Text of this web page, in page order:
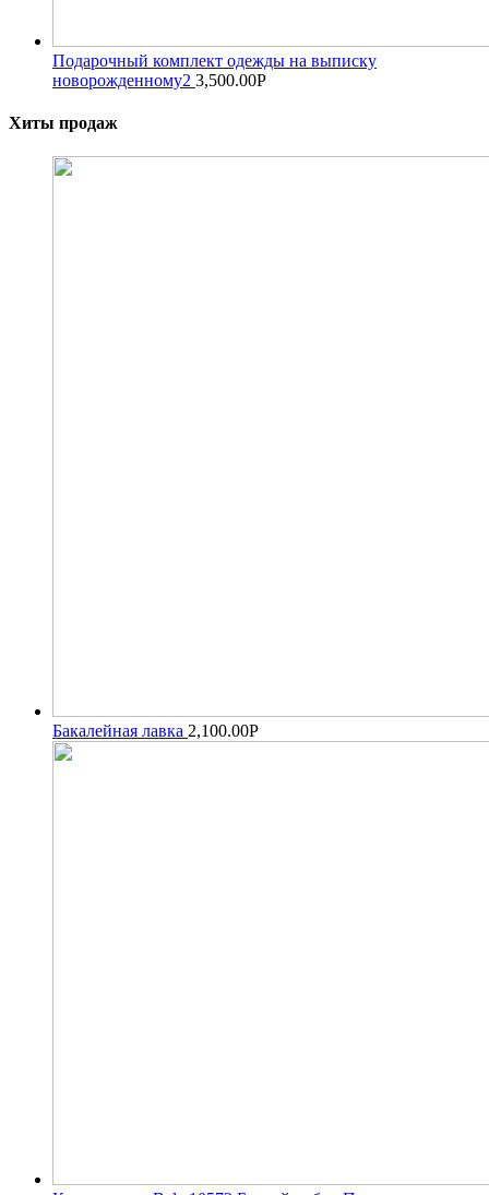
Подарочный комплект одежды на выписку
новорожденному2 3,500.00Р
Хиты продаж
Бакалейная лавка 2,100.00Р